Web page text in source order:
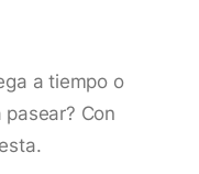
a tiempo o
Con